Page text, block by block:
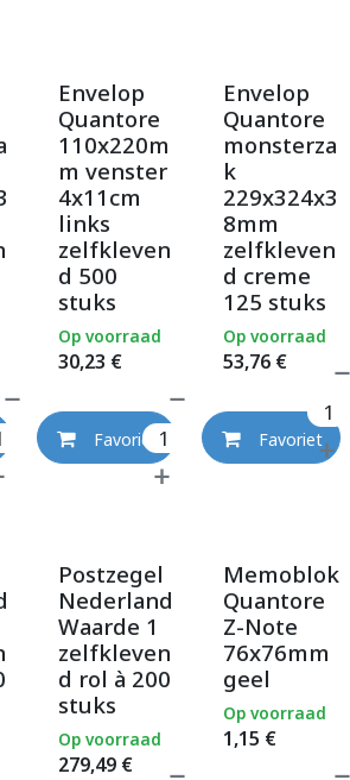
Envelop
Quantore
110x220m
m venster
4x11cm
links
zelfkleven
d 500
stuks
30,23 €
Op voorraad
Favoriet
Envelop
Quantore
monsterza
k
229x324x3
8mm
zelfkleven
d creme
125 stuks
53,76€
Op voorraad
Favoriet
Postzegel
Nederland
Waarde 1
zelfkleven
d rol à 200
stuks
279,49€
Op voorraad
Memoblok
Quantore
Z-Note
76x76mm
geel
1,15 €
Op voorraad